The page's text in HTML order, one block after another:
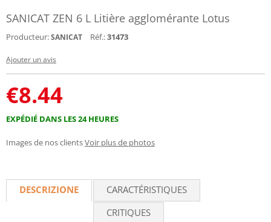
SANICAT ZEN 6 L Litière agglomérante Lotus
Producteur:SANICAT Réf.:31473
Ajouter un avis
€8.44
EXPÉDIÉ DANS LES 24 HEURES
Images de nos clientsVoir plus de photos
DESCRIZIONE
CARACTÉRISTIQUES
CRITIQUES